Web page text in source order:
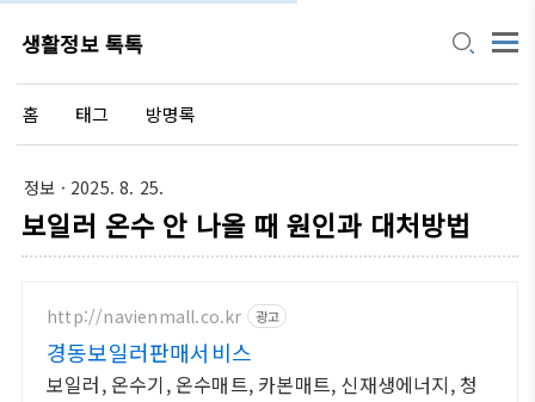
생활정보 톡톡
홈 태그 방명록
정보 · 2025. 8. 25.
보일러 온수 안 나올 때 원인과 대처방법
http://navienmall.co.kr 광고
경동보일러판매서비스
보일러, 온수기, 온수매트, 카본매트, 신재생에너지, 청